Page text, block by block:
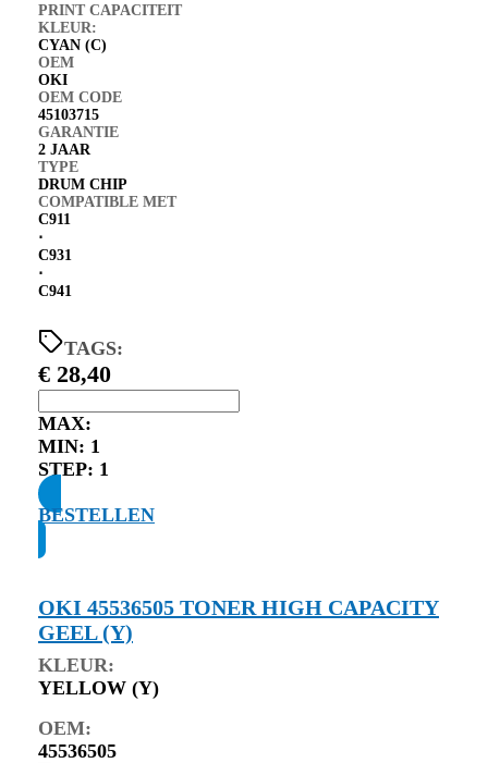
PRINT CAPACITEIT
KLEUR:
CYAN (C)
OEM
OKI
OEM CODE
45103715
GARANTIE
2 JAAR
TYPE
DRUM CHIP
COMPATIBLE MET
C911
⋅
C931
⋅
C941
TAGS:
€ 28,40
MAX:
MIN: 1
STEP: 1
BESTELLEN
OKI 45536505 TONER HIGH CAPACITY
GEEL (Y)
KLEUR:
YELLOW (Y)
OEM:
45536505